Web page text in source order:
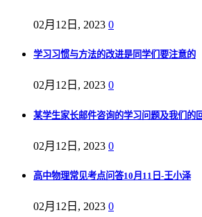
02月12日, 2023 0
学习习惯与方法的改进是同学们要注意的
02月12日, 2023 0
某学生家长邮件咨询的学习问题及我们的
02月12日, 2023 0
高中物理常见考点问答10月11日-王小泽
02月12日, 2023 0